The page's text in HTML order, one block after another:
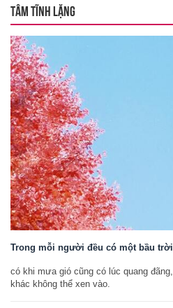
TÂM TĨNH LẶNG
Trong mỗi người đều có một bầu
có khi mưa gió cũng có lúc quang
khác không thể xen vào.